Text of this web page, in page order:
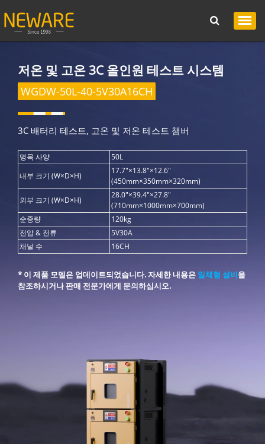
저온 및 고온 3C 올인원 테스트 시스템
WGDW-50L-40-5V30A16CH
3C 배터리 테스트, 고온 및 저온 테스트 챔버
명목 사양
50L
내부 크기 (W×D×H)
17.7"×13.8"×12.6"
(450mm×350mm×320mm)
외부 크기 (W×D×H)
28.0"×39.4"×27.8"
(710mm×1000mm×700mm)
순중량
120kg
전압 & 전류
5V30A
채널 수
16CH
* 이 제품 모델은 업데이트되었습니다. 자세한 내용은 일체형 설비을
참조하시거나 판매 전문가에게 문의하십시오.